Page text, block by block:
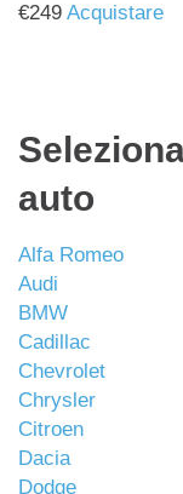
€249 Acquistare
auto
Alfa Romeo
Audi
BMW
Cadillac
Chevrolet
Chrysler
Citroen
Dacia
Dodge